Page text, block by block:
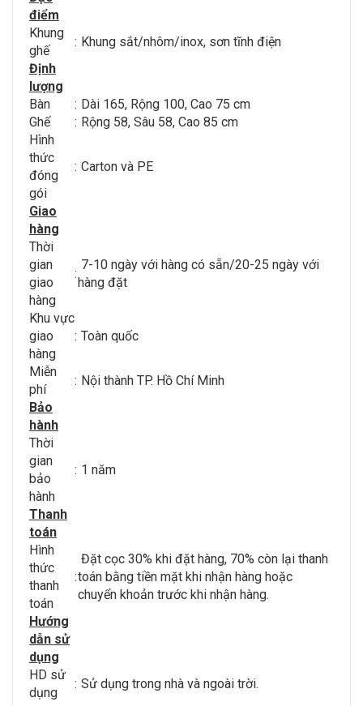
điểm
Khung
ghế
: Khung sắt/nhôm/inox, sơn tĩnh điện
Định
lượng
Bàn
: Dài 165, Rộng 100, Cao 75 cm
Ghế
: Rộng 58, Sâu 58, Cao 85 cm
Hình
thức
đóng
gói
: Carton và PE
Giao
hàng
Thời
gian
giao
hàng
:
7-10 ngày với hàng có sẵn/20-25 ngày với
hàng đặt
Khu vực
giao
hàng
: Toàn quốc
Miễn
phí
: Nội thành TP. Hồ Chí Minh
Bảo
hành
Thời
gian
bảo
hành
: 1 năm
Thanh
toán
Hình
thức
thanh
toán
:
Đặt cọc 30% khi đặt hàng, 70% còn lại thanh
toán bằng tiền mặt khi nhận hàng hoặc
chuyển khoản trước khi nhận hàng.
Hướng
dẫn sử
dụng
HD sử
dụng
: Sử dụng trong nhà và ngoài trời.